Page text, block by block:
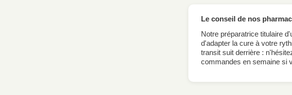
Le conseil de nos
Notre préparatrice titulaire
d'adapter la cure à votre
transit suit derrière :
commandes en semaine si